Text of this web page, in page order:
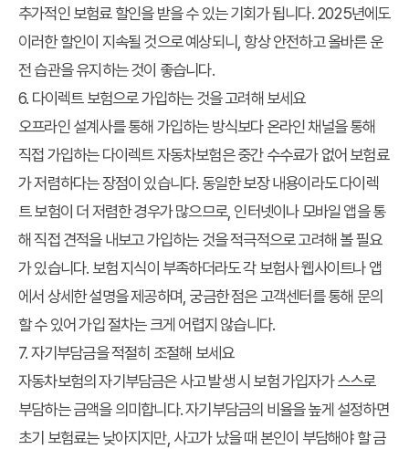
추가적인 보험료 할인을 받을 수 있는 기회가 됩니다. 2025년에도
이러한 할인이 지속될 것으로 예상되니, 항상 안전하고 올바른 운
전 습관을 유지하는 것이 좋습니다.
6. 다이렉트 보험으로 가입하는 것을 고려해 보세요
오프라인 설계사를 통해 가입하는 방식보다 온라인 채널을 통해
직접 가입하는 다이렉트 자동차보험은 중간 수수료가 없어 보험료
가 저렴하다는 장점이 있습니다. 동일한 보장 내용이라도 다이렉
트 보험이 더 저렴한 경우가 많으므로, 인터넷이나 모바일 앱을 통
해 직접 견적을 내보고 가입하는 것을 적극적으로 고려해 볼 필요
가 있습니다. 보험 지식이 부족하더라도 각 보험사 웹사이트나 앱
에서 상세한 설명을 제공하며, 궁금한 점은 고객센터를 통해 문의
할 수 있어 가입 절차는 크게 어렵지 않습니다.
7. 자기부담금을 적절히 조절해 보세요
자동차보험의 자기부담금은 사고 발생 시 보험 가입자가 스스로
부담하는 금액을 의미합니다. 자기부담금의 비율을 높게 설정하면
초기 보험료는 낮아지지만, 사고가 났을 때 본인이 부담해야 할 금